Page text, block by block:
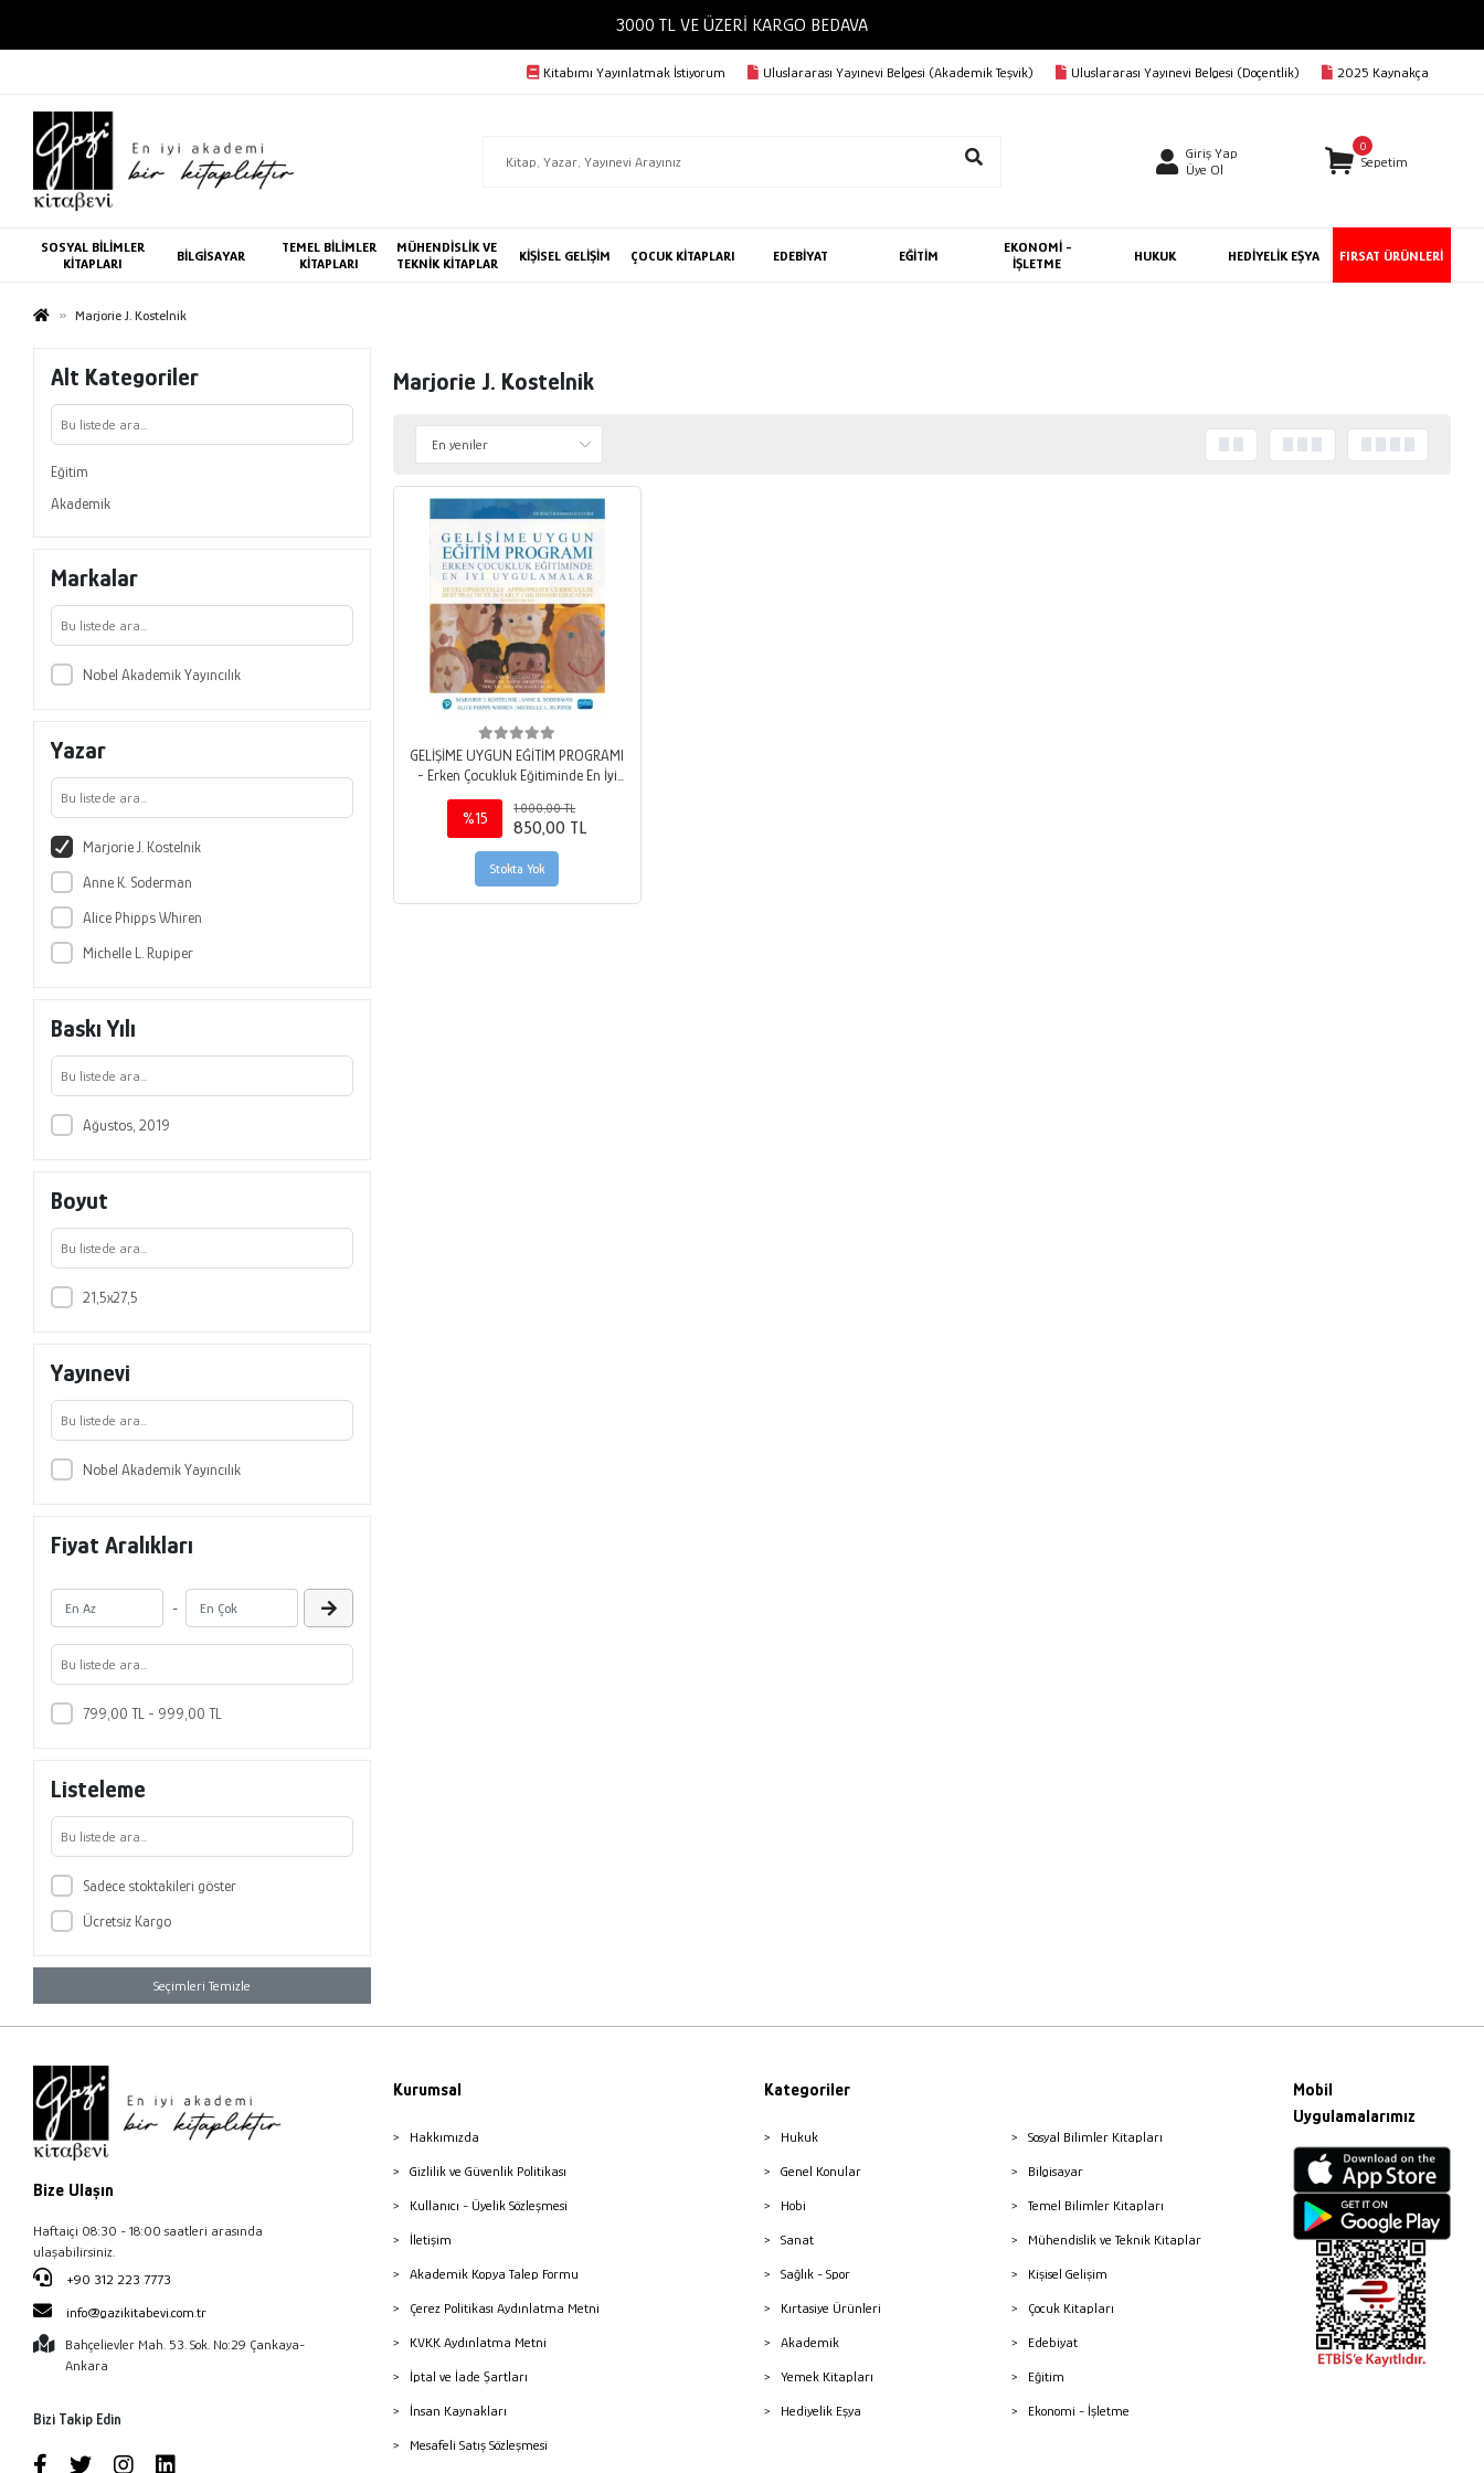
3000 TL VE ÜZERİ KARGO BEDAVA
Kitabımı Yayınlatmak İstiyorum Uluslararası Yayınevi Belgesi (Akademik Teşvik) Uluslararası Yayınevi Belgesi (Doçentlik) 2025 Kaynakça
Giriş Yap
Üye Ol
0
Sepetim
SOSYAL BİLİMLER
KİTAPLARI
BİLGİSAYAR
TEMEL BİLİMLER
KİTAPLARI
MÜHENDİSLİK VE
TEKNİK KİTAPLAR
KİŞİSEL GELİŞİM ÇOCUK KİTAPLARI EDEBİYAT EĞİTİM
EKONOMİ -
İŞLETME
HUKUK HEDİYELİK EŞYA FIRSAT ÜRÜNLERİ
Marjorie J. Kostelnik
Alt Kategoriler
Eğitim
Akademik
Markalar
Nobel Akademik Yayıncılık
Yazar
Marjorie J. Kostelnik
Anne K. Soderman
Alice Phipps Whiren
Michelle L. Rupiper
Baskı Yılı
Ağustos, 2019
Boyut
21,5x27,5
Yayınevi
Nobel Akademik Yayıncılık
Fiyat Aralıkları
-
799,00 TL - 999,00 TL
Listeleme
Sadece stoktakileri göster
Ücretsiz Kargo
Seçimleri Temizle
Marjorie J. Kostelnik
GELİŞİME UYGUN EĞİTİM PROGRAMI
- Erken Çocukluk Eğitiminde En İyi
Uygulamalar / DEVELOPMENTALLY
APPROPRIATE CURRICULUM - Best
Practices in Early Childhood
Education
%15
1.000,00 TL
850,00 TL
Stokta Yok
Bize Ulaşın
Haftaiçi 08:30 - 18:00 saatleri arasında
ulaşabilirsiniz.
+90 312 223 7773
info@gazikitabevi.com.tr
Bahçelievler Mah. 53. Sok. No:29 Çankaya-
Ankara
Bizi Takip Edin
Kurumsal
Hakkımızda
Gizlilik ve Güvenlik Politikası
Kullanıcı - Üyelik Sözleşmesi
İletişim
Akademik Kopya Talep Formu
Çerez Politikası Aydınlatma Metni
KVKK Aydınlatma Metni
İptal ve İade Şartları
İnsan Kaynakları
Mesafeli Satış Sözleşmesi
Kategoriler
Hukuk
Genel Konular
Hobi
Sanat
Sağlık - Spor
Kırtasiye Ürünleri
Akademik
Yemek Kitapları
Hediyelik Eşya
Sosyal Bilimler Kitapları
Bilgisayar
Temel Bilimler Kitapları
Mühendislik ve Teknik Kitaplar
Kişisel Gelişim
Çocuk Kitapları
Edebiyat
Eğitim
Ekonomi - İşletme
Mobil
Uygulamalarımız